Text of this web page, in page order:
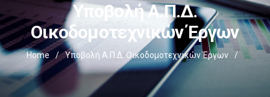
Υποβολή Α.Π.Δ.
Οικοδομοτεχνικών Έργων
Home / Υποβολή Α.Π.Δ. Οικοδομοτεχνικών Έργων /